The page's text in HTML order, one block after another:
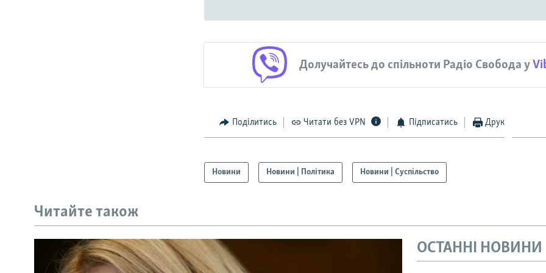
Долучайтесь до спільноти Радіо Свобода у
Поділитись Читати без VPN Підписатись Друк
Новини Новини | Політика Новини | Суспільство
Читайте також
ОСТАННІ НОВИНИ